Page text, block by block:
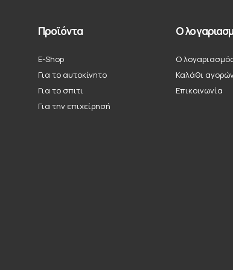
Προϊόντα
E-Shop
Για το αυτοκίνητο
Για το σπιτι
Για την επιχείρησή
Ο
Ο
Καλάθι
Επικοινωνία